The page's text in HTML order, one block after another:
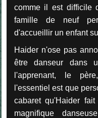
comme il est difficile
famille de neuf
d'accueillir un enfant
Haider n'ose pas
être danseur dans
l'apprenant, le
l'essentiel est que
cabaret qu'Haider
magnifique